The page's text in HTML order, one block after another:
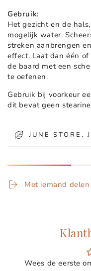
Gebruik:
Het gezicht en de
mogelijk water.
streken aanbrengen
effect. Laat dan één
de baard met een
te oefenen.
Gebruik bij voorkeur
dit bevat geen
JUNE STORE,
Met iemand delen
Wees de eerste